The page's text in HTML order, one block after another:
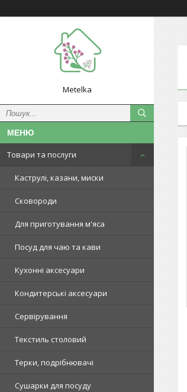
Metelka
Товари та послуги
Каструлі, казани, миски
Сковороди
Для приготування м'яса
Посуд для чаю та кави
Кухонні аксесуари
Кондитерські аксесуари
Сервірування
Текстиль столовий
Терки, подрібнювачі
Сушарки для посуду